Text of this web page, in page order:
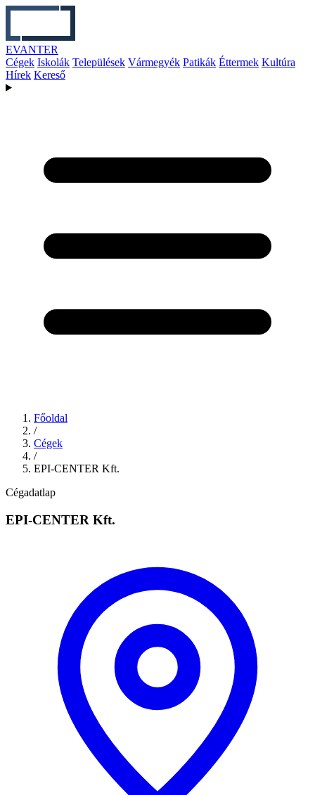
EVANTER
Cégek Iskolák Települések Vármegyék Patikák Éttermek Kultúra
Hírek Kereső
Főoldal
/
Cégek
/
EPI-CENTER Kft.
Cégadatlap
EPI-CENTER Kft.